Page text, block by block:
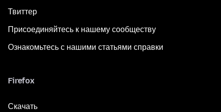
Твиттер
Присоединяйтесь к нашему сообществу
Ознакомьтесь с нашими статьями справки
Firefox
Скачать